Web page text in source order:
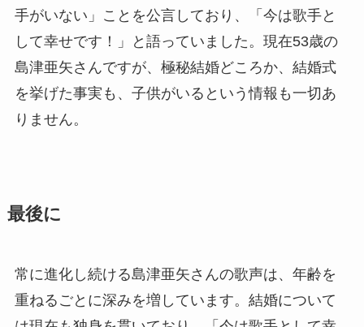
手がいない」ことを公言しており、「今は歌手と
して幸せです！」と語っていました。現在53歳の
島津亜矢さんですが、極秘結婚どころか、結婚式
を挙げた事実も、子供がいるという情報も一切あ
りません。
最後に
常に進化し続ける島津亜矢さんの歌声は、年齢を
重ねるごとに深みを増しています。結婚について